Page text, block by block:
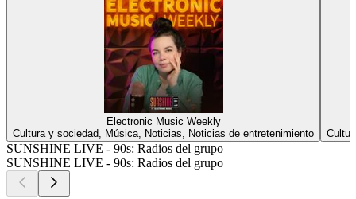
Electronic Music Weekly
Cultura y sociedad, Música, Noticias, Noticias de entretenimiento
SUNSHINE LIVE - 90s: Radios del grupo
SUNSHINE LIVE - 90s: Radios del grupo